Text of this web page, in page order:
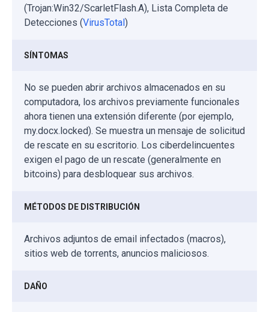
(Trojan:Win32/ScarletFlash.A), Lista Completa de
Detecciones (VirusTotal )
SÍNTOMAS
No se pueden abrir archivos almacenados en su
computadora, los archivos previamente funcionales
ahora tienen una extensión diferente (por ejemplo,
my.docx.locked). Se muestra un mensaje de solicitud
de rescate en su escritorio. Los ciberdelincuentes
exigen el pago de un rescate (generalmente en
bitcoins) para desbloquear sus archivos.
MÉTODOS DE DISTRIBUCIÓN
Archivos adjuntos de email infectados (macros),
sitios web de torrents, anuncios maliciosos.
DAÑO